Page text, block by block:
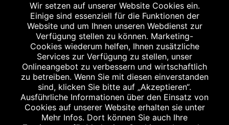
Datenschutz
Kontakt
Bildnachweis
Abgabe in haushaltsüblichen Mengen, solange der Vorrat reicht. Für Druck-
und Satzfehler keine Haftung.
Wir setzen auf unserer Website Cookies ein.
Einige sind essenziell für die Funktionen der
Website und um Ihnen unseren Webdienst zur
Verfügung stellen zu können. Marketing-
Cookies wiederum helfen, Ihnen zusätzliche
Services zur Verfügung zu stellen, unser
Onlineangebot zu verbessern und wirtschaftlich
zu betreiben. Wenn Sie mit diesen einverstanden
sind, klicken Sie bitte auf „Akzeptieren“.
Ausführliche Informationen über den Einsatz von
Cookies auf unserer Website erhalten sie unter
Mehr Infos. Dort können Sie auch Ihre